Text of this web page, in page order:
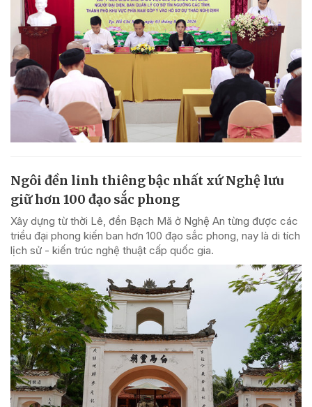
Ngôi đền linh thiêng bậc nhất xứ Nghệ lưu
giữ hơn 100 đạo sắc phong
Xây dựng từ thời Lê, đền Bạch Mã ở Nghệ An từng được các
triều đại phong kiến ban hơn 100 đạo sắc phong, nay là di tích
lịch sử - kiến trúc nghệ thuật cấp quốc gia.